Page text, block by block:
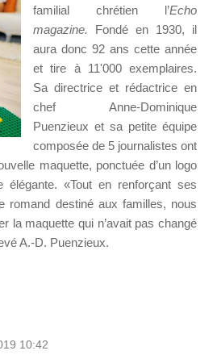
familial chrétien l’Echo
magazine.
Fondé en 1930, il
aura donc 92 ans cette année
et tire à 11'000 exemplaires.
Sa directrice et rédactrice en
chef Anne-Dominique
Puenzieux et sa petite équipe
composée de 5 journalistes ont
maquette, ponctuée d’un logo
élégante. «Tout en renforçant ses
romand destiné aux familles, nous
la maquette qui n’avait pas changé
A.-D. Puenzieux.
10:42